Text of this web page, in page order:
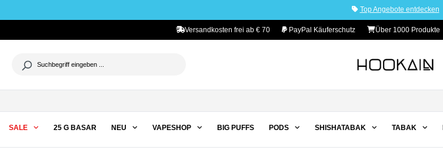
Top Angebote entdecken
Versandkosten frei ab € 70 PayPal Käuferschutz Über 1000 Produkte
SALE 25 G BASAR NEU VAPESHOP BIG PUFFS PODS SHISHATABAK TABAK